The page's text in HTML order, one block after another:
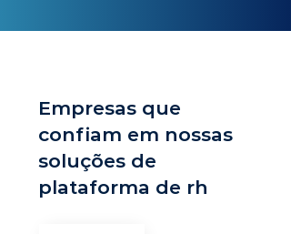
Empresas que
confiam em nossas
soluções de
plataforma de rh